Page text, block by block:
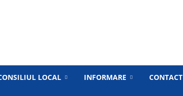
Primăria
LOCAL INFORMARE CONTACT